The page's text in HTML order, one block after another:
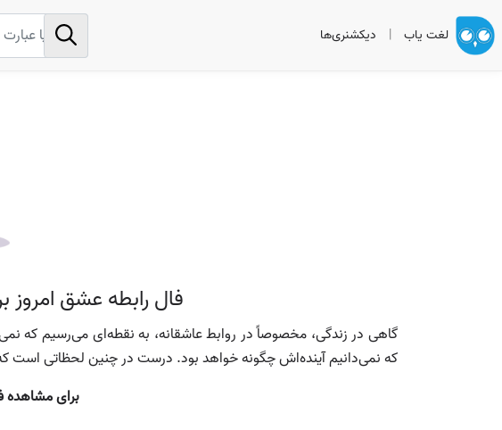
لغت یاب | دیکشنری‌ها
فال رابطه عشق
گاهی در زندگی، مخصوصاً در روابط عاشقانه، به نقطه‌ای می‌رسیم که
که نمی‌دانیم آینده‌اش چگونه خواهد بود. درست در چنین لحظاتی است
برای مشاهده